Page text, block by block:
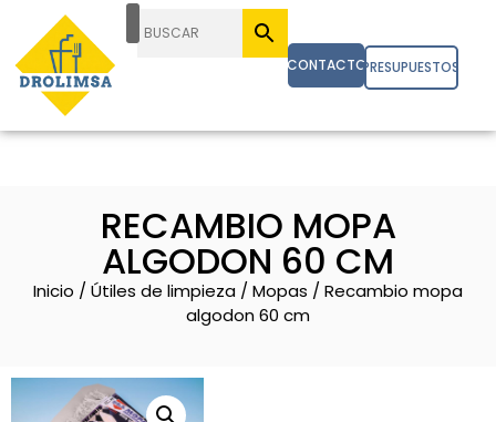
CONTACTOPRESUPUESTOS
RECAMBIO MOPA
ALGODON 60 CM
Inicio / Útiles de limpieza / Mopas / Recambio mopa
algodon 60 cm